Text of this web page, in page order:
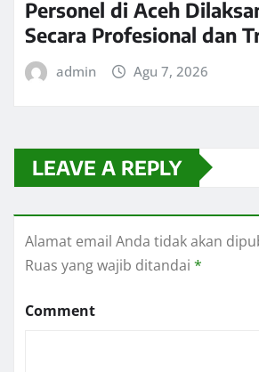
Personel di Aceh
Secara Profesional dan
admin Agu 7, 2026
LEAVE A REPLY
Alamat email Anda tidak akan
Ruas yang wajib ditandai *
Comment